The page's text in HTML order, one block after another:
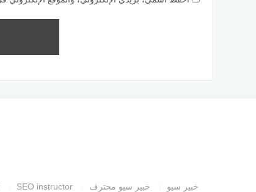
خبير سيو خبير سيو محترف SEO instructor